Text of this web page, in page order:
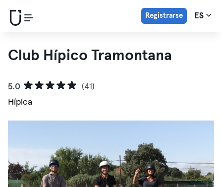
Registrarse ES
Club Hípico Tramontana
5.0
(41)
Hípica